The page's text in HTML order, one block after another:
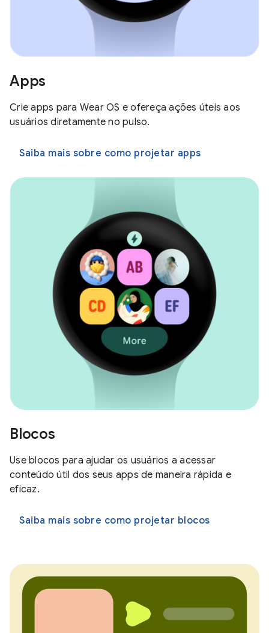
Apps
Crie apps para Wear OS e ofereça ações úteis aos
usuários diretamente no pulso.
Saiba mais sobre como projetar apps
Blocos
Use blocos para ajudar os usuários a acessar
conteúdo útil dos seus apps de maneira rápida e
eficaz.
Saiba mais sobre como projetar blocos